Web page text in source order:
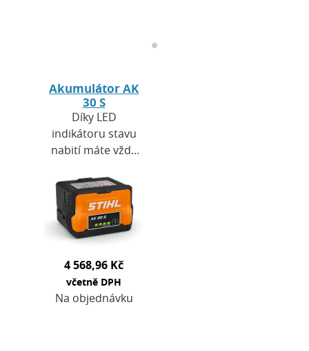
Akumulátor AK
30 S
Díky LED
indikátoru stavu
nabití máte vždy
a na jak dlouho je
akumulátor
připraven k
použití. Lehké
4 568,96 Kč
včetně DPH
Na objednávku